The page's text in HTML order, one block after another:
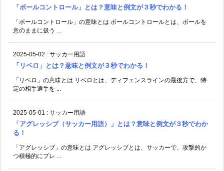
「ボールコントロール」とは？意味と例文が３秒でわかる！
「ボールコントロール」の意味とは ボールコントロールとは、ボールを
意のままに扱う ...
2025-05-02 : サッカー用語
「リベロ」とは？意味と例文が３秒でわかる！
「リベロ」の意味とは リベロとは、ディフェンスラインの最後方で、特
定の相手選手を ...
2025-05-01 : サッカー用語
「アグレッシブ（サッカー用語）」とは？意味と例文が３秒でわか
る！
「アグレッシブ」の意味とは アグレッシブとは、サッカーで、攻撃的か
つ積極的にプレ ...